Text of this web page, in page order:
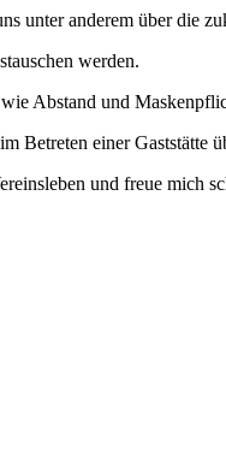
unter anderem über die
werden.
Abstand und
Betreten einer Gaststätte
und freue mich